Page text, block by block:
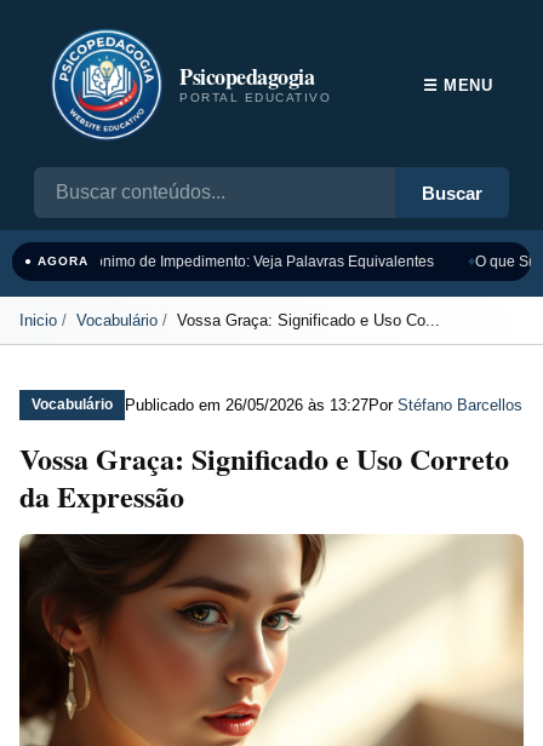
Psicopedagogia
PORTAL EDUCATIVO
Buscar
☰ MENU
● AGORASinônimo de Impedimento: Veja Palavras Equivalentes O que
Inicio Vocabulário Vossa Graça: Significado e Uso Co...
Vocabulário Publicado em 26/05/2026 às 13:27Por Stéfano Barcellos
Vossa Graça: Significado e Uso Correto
da Expressão